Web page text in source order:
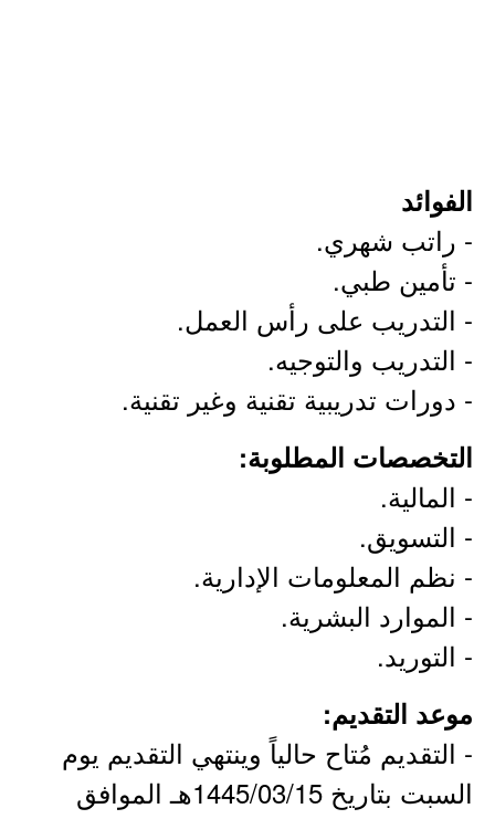
الفوائد
- راتب شهري.
- تأمين طبي.
- التدريب على رأس العمل.
- التدريب والتوجيه.
- دورات تدريبية تقنية وغير تقنية.
التخصصات المطلوبة:
- المالية.
- التسويق.
- نظم المعلومات الإدارية.
- الموارد البشرية.
- التوريد.
موعد التقديم:
- التقديم مُتاح حالياً وينتهي التقديم يوم
السبت بتاريخ 1445/03/15هـ الموافق